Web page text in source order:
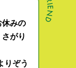
休みの
がり
りぞう